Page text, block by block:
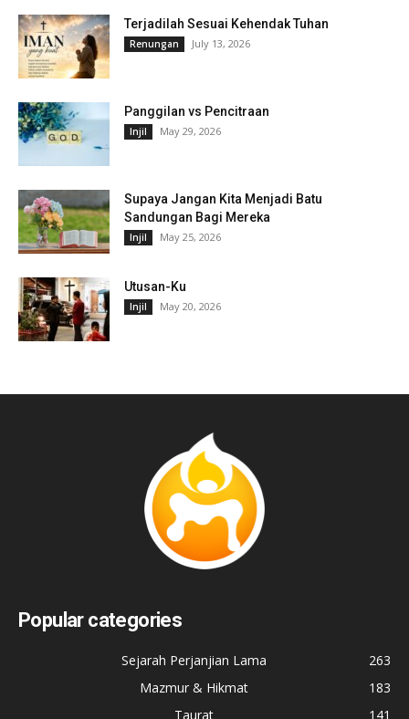
Terjadilah Sesuai Kehendak Tuhan
Renungan July 13, 2026
Panggilan vs Pencitraan
Injil May 29, 2026
Supaya Jangan Kita Menjadi Batu
Sandungan Bagi Mereka
Injil May 25, 2026
Utusan-Ku
Injil May 20, 2026
Popular categories
Sejarah Perjanjian Lama
263
Mazmur & Hikmat
183
Taurat
141